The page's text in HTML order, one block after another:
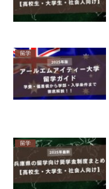
留学
留学